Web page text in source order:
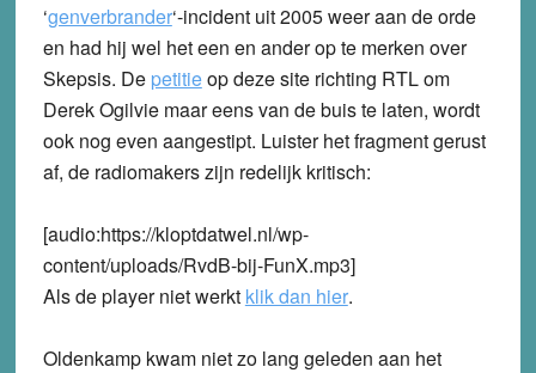
‘genverbrander‘-incident uit 2005 weer aan de orde
en had hij wel het een en ander op te merken over
Skepsis. De petitieop deze site richting RTL om
Derek Ogilvie maar eens van de buis te laten, wordt
ook nog even aangestipt. Luister het fragment gerust
af, de radiomakers zijn redelijk kritisch:
[audio:https://kloptdatwel.nl/wp-
content/uploads/RvdB-bij-FunX.mp3]
Als de player niet werkt klik dan hier.
Oldenkamp kwam niet zo lang geleden aan het